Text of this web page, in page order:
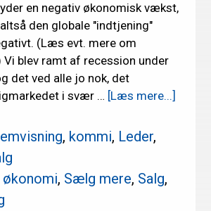
en negativ økonomisk vækst,
den globale "indtjening"
(Læs evt. mere om
Vi blev ramt af recession under
det ved alle jo nok, det
i svær … [Læs mere...]
, kommi, Leder,
økonomi, Sælg mere, Salg,